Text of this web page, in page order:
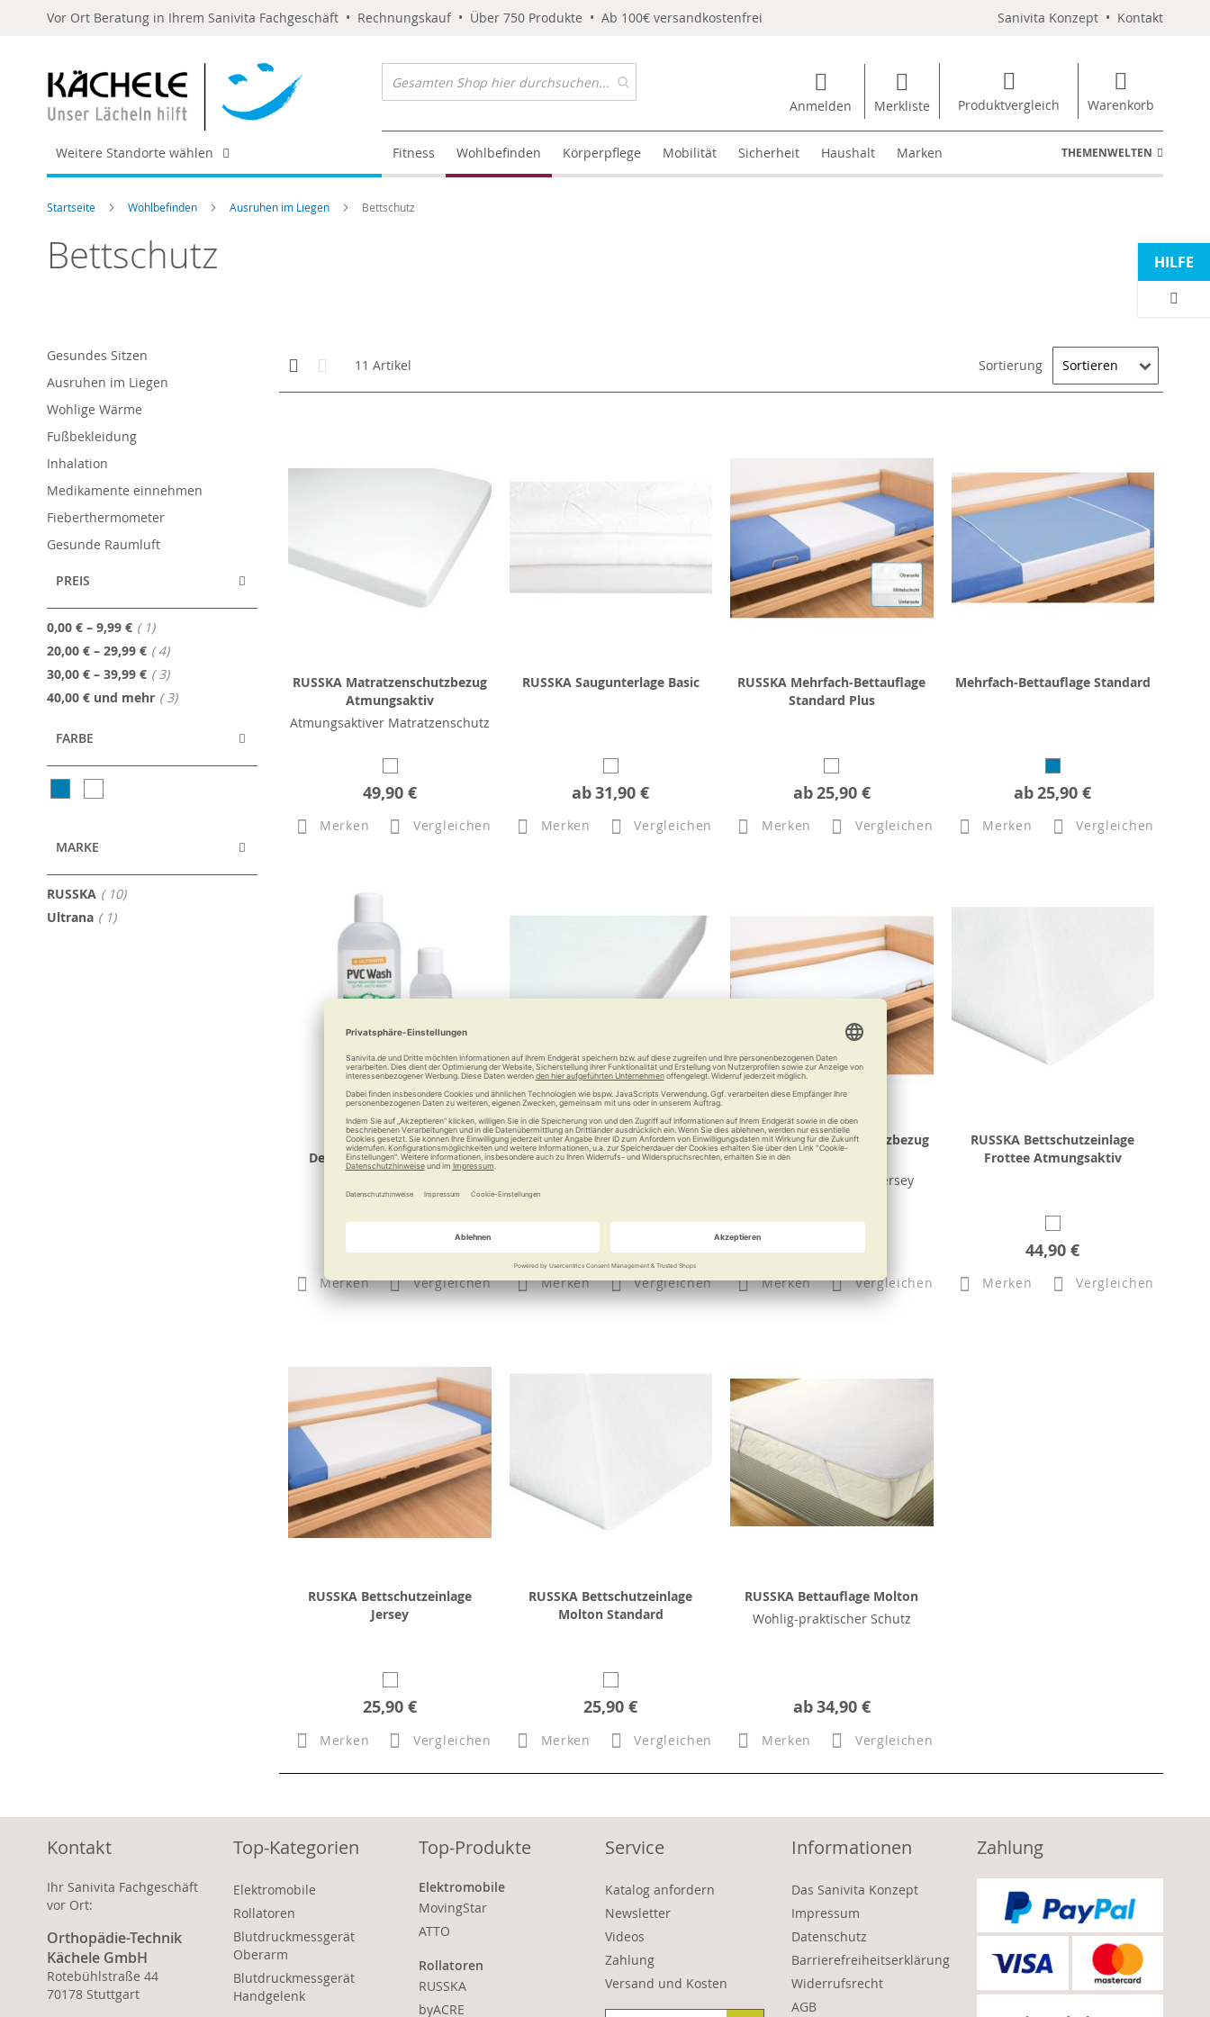
Vor Ort Beratung in Ihrem Sanivita Fachgeschäft • Rechnungskauf • Über 750 Produkte • Ab 100€ versandkostenfrei Sanivita Konzept • Kontakt
Anmelden Merkliste Produktvergleich Warenkorb
Weitere Standorte wählen Fitness Wohlbefinden Körperpflege Mobilität Sicherheit Haushalt Marken THEMENWELTEN
Startseite Wohlbefinden Ausruhen im Liegen Bettschutz
Bettschutz
Anzeigen
als
Kachelansicht
11 Artikel Sortierung
RUSSKA Matratzenschutzbezug
Atmungsaktiv
Atmungsaktiver Matratzenschutz
49,90 €
Merken Vergleichen
RUSSKA Saugunterlage Basic
ab31,90 €
Merken Vergleichen
RUSSKA Mehrfach-Bettauflage
Standard Plus
ab25,90 €
Merken Vergleichen
Mehrfach-Bettauflage Standard
ab25,90 €
Merken Vergleichen
Ultrana PVC Wash
Desinfektionswaschmittel
ab3,50 €
Merken Vergleichen
RUSSKA Matratzenschutzbezug
Frottee Standard
39,90 €
Merken Vergleichen
RUSSKA Matratzenschutzbezug
Matratzenschutz mit Jersey
44,90 €
Merken Vergleichen
RUSSKA Bettschutzeinlage
Frottee Atmungsaktiv
44,90 €
Merken Vergleichen
RUSSKA Bettschutzeinlage
Jersey
25,90 €
Merken Vergleichen
RUSSKA Bettschutzeinlage
Molton Standard
25,90 €
Merken Vergleichen
RUSSKA Bettauflage Molton
Wohlig-praktischer Schutz
ab34,90 €
Merken Vergleichen
Gesundes Sitzen
Ausruhen im Liegen
Wohlige Wärme
Fußbekleidung
Inhalation
Medikamente einnehmen
Fieberthermometer
Gesunde Raumluft
PREIS
0,00 € – 9,99 € 1Artikel
20,00 € – 29,99 € 4Artikel
30,00 € – 39,99 € 3Artikel
40,00 € und mehr 3Artikel
FARBE
MARKE
RUSSKA 10Artikel
Ultrana 1Artikel
HILFE
Kontakt
Ihr Sanivita Fachgeschäft
vor Ort:
Orthopädie-Technik
Kächele GmbH
Rotebühlstraße 44
70178 Stuttgart
Top-Kategorien
Elektromobile
Rollatoren
Blutdruckmessgerät
Oberarm
Blutdruckmessgerät
Handgelenk
Top-Produkte
Elektromobile
MovingStar
ATTO
Rollatoren
RUSSKA
byACRE
Service
Katalog anfordern
Newsletter
Videos
Zahlung
Versand und Kosten
Informationen
Das Sanivita Konzept
Impressum
Datenschutz
Barrierefreiheitserklärung
Widerrufsrecht
AGB
Zahlung